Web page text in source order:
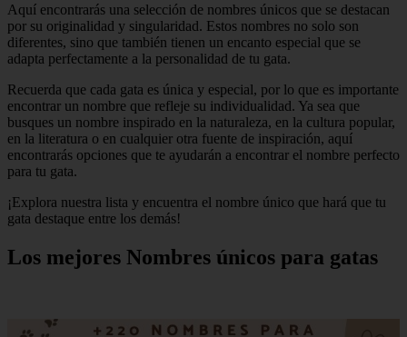
Aquí encontrarás una selección de nombres únicos que se destacan
por su originalidad y singularidad. Estos nombres no solo son
diferentes, sino que también tienen un encanto especial que se
adapta perfectamente a la personalidad de tu gata.
Recuerda que cada gata es única y especial, por lo que es importante
encontrar un nombre que refleje su individualidad. Ya sea que
busques un nombre inspirado en la naturaleza, en la cultura popular,
en la literatura o en cualquier otra fuente de inspiración, aquí
encontrarás opciones que te ayudarán a encontrar el nombre perfecto
para tu gata.
¡Explora nuestra lista y encuentra el nombre único que hará que tu
gata destaque entre los demás!
Los mejores Nombres únicos para gatas